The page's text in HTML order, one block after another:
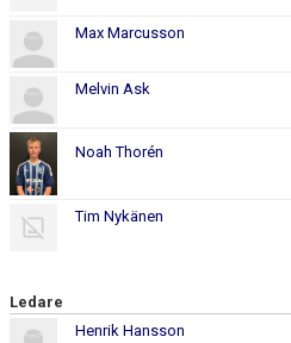
Max Marcusson
Melvin Ask
Noah Thorén
Tim Nykänen
Ledare
Henrik Hansson